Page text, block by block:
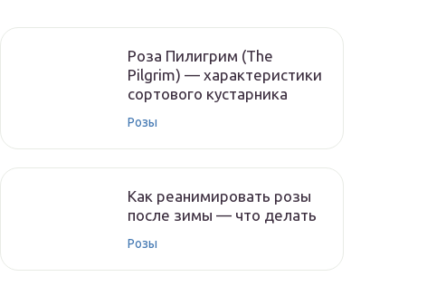
Роза Пилигрим (The
Pilgrim) — характеристики
сортового кустарника
Розы
Как реанимировать розы
после зимы — что делать
Розы